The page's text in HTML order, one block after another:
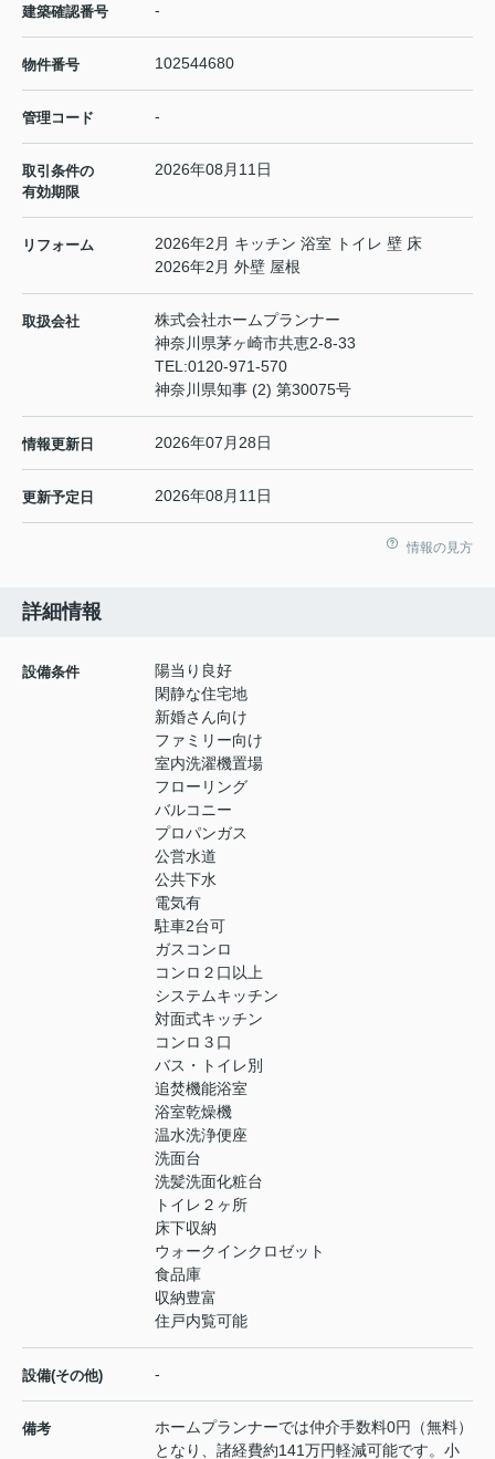
建築確認番号 -
物件番号 102544680
管理コード -
取引条件の
有効期限
2026年08月11日
リフォーム
2026年2月 キッチン 浴室 トイレ 壁 床
2026年2月 外壁 屋根
取扱会社
株式会社ホームプランナー
神奈川県茅ヶ崎市共恵2-8-33
TEL:0120-971-570
神奈川県知事 (2) 第30075号
情報更新日 2026年07月28日
更新予定日 2026年08月11日
情報の見方
詳細情報
設備条件
陽当り良好
閑静な住宅地
新婚さん向け
ファミリー向け
室内洗濯機置場
フローリング
バルコニー
プロパンガス
公営水道
公共下水
電気有
駐車2台可
ガスコンロ
コンロ２口以上
システムキッチン
対面式キッチン
コンロ３口
バス・トイレ別
追焚機能浴室
浴室乾燥機
温水洗浄便座
洗面台
洗髪洗面化粧台
トイレ２ヶ所
床下収納
ウォークインクロゼット
食品庫
収納豊富
住戸内覧可能
設備(その他) -
備考
ホームプランナーでは仲介手数料0円（無料）
となり、諸経費約141万円軽減可能です。小